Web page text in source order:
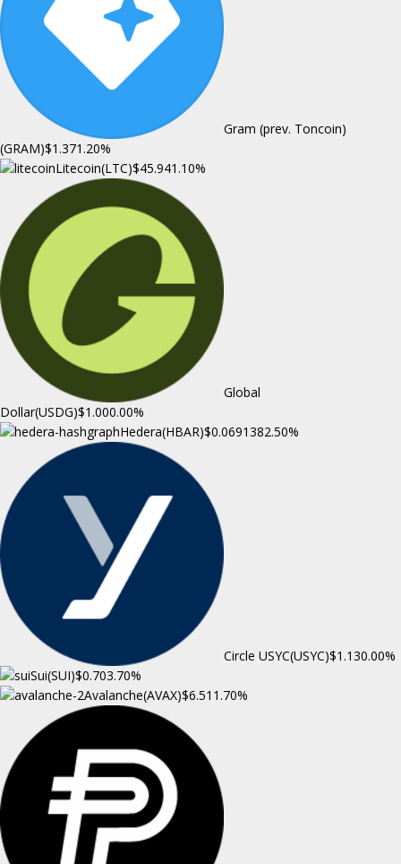
Gram (prev. Toncoin)
(GRAM)$1.371.20%
Litecoin(LTC)$45.941.10%
Global
Dollar(USDG)$1.000.00%
Hedera(HBAR)$0.0691382.50%
Circle USYC(USYC)$1.130.00%
Sui(SUI)$0.703.70%
Avalanche(AVAX)$6.51 1.70%